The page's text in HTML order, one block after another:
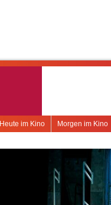
Morgen im Kino
Heute im Kino